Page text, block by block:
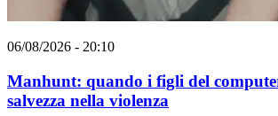
06/08/2026 - 20:10
Manhunt: quando i figli del
salvezza nella violenza